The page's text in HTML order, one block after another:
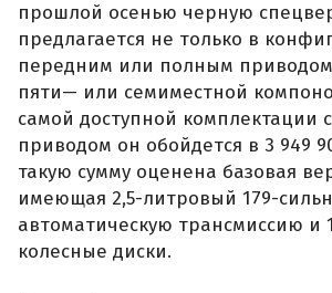
прошлой осенью черную
предлагается не только в
передним или полным
пяти— или семиместной
самой доступной комплектации
приводом он обойдется в 3 949
такую сумму оценена базовая
имеющая 2,5-литровый 179-
автоматическую трансмиссию
колесные диски.